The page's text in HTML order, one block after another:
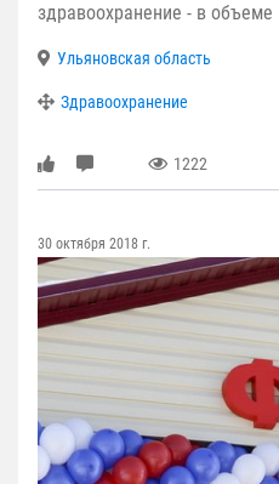
здравоохранение - в
Ульяновская область
Здравоохранение
1222
30 октября 2018 г.